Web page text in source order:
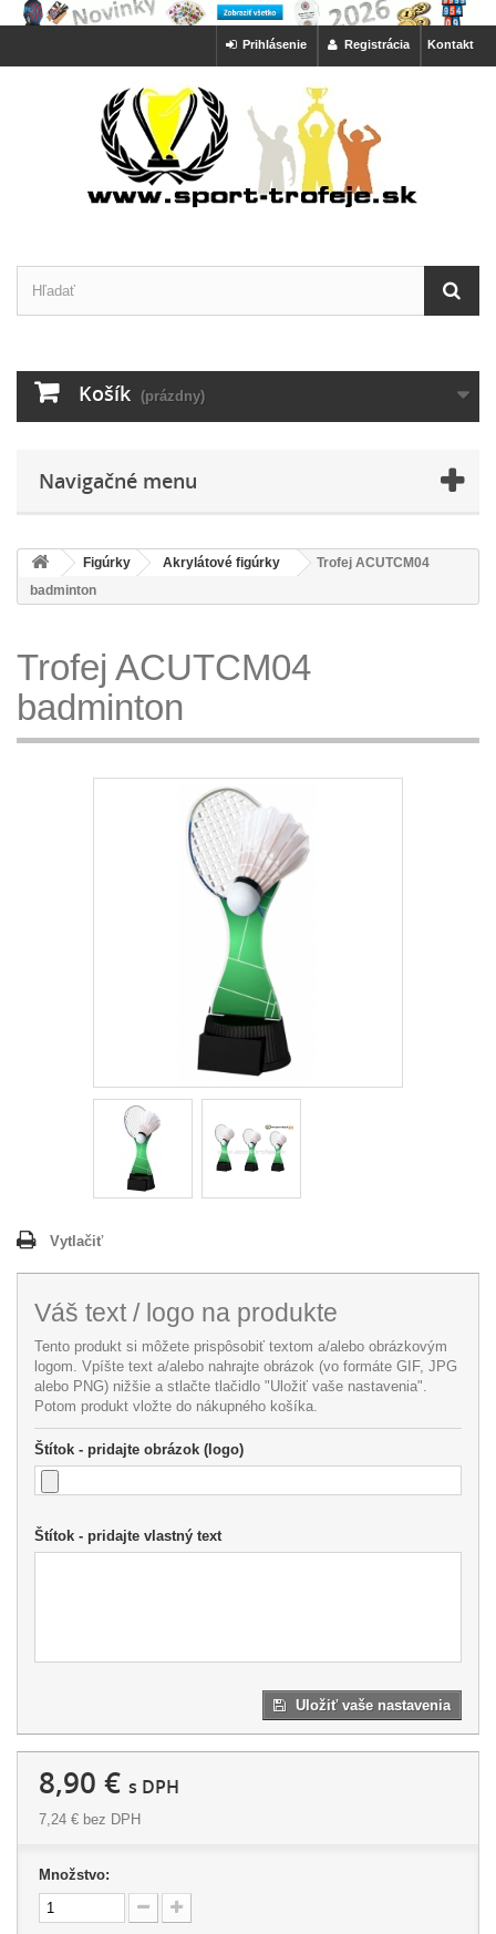
Kontakt
Registrácia
Prihlásenie
Košík (prázdny)
Navigačné menu
Figúrky Akrylátové figúrky
Trofej ACUTCM04
badminton
Trofej ACUTCM04
badminton
Vytlačiť
Váš text / logo na produkte
Tento produkt si môžete prispôsobiť textom a/alebo obrázkovým
logom. Vpíšte text a/alebo nahrajte obrázok (vo formáte GIF, JPG
alebo PNG) nižšie a stlačte tlačidlo "Uložiť vaše nastavenia".
Potom produkt vložte do nákupného košíka.
Štítok - pridajte obrázok (logo)
Štítok - pridajte vlastný text
Uložiť vaše nastavenia
8,90 € s DPH
7,24 € bez DPH
Množstvo: